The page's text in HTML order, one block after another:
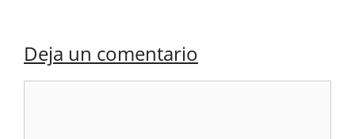
Deja un comentario